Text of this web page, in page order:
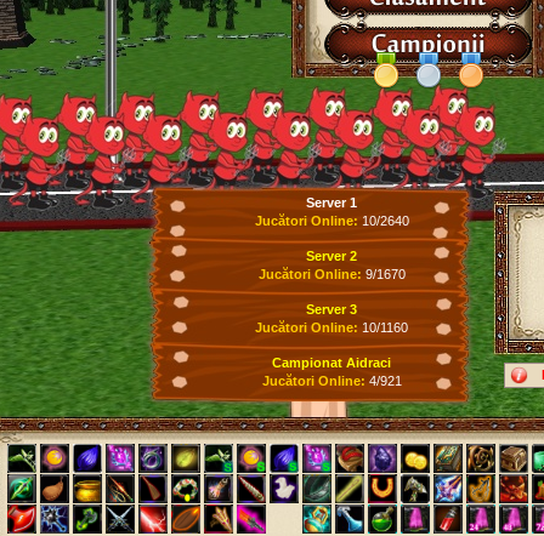
Server 1
Jucători Online: 10/2640
Server 2
Jucători Online: 9/1670
Server 3
Jucători Online: 10/1160
Campionat Aidraci
Jucători Online: 4/921